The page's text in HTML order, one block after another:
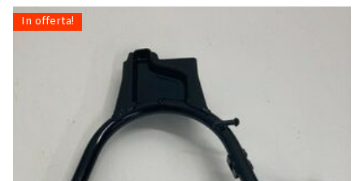
In offerta!